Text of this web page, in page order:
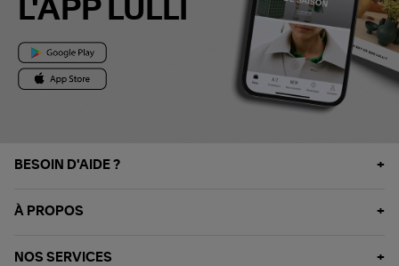
L'APP LULLI
BESOIN D'AIDE ?
À PROPOS
NOS SERVICES